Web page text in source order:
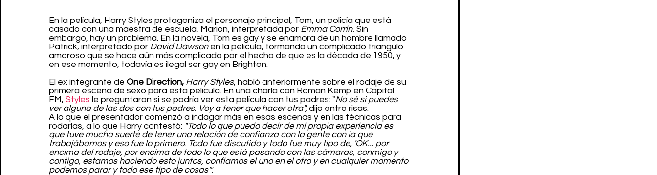
En la película, Harry Styles protagoniza el personaje principal, Tom, un policía que está
casado con una maestra de escuela, Marion, interpretada por Emma Corrin. Sin
embargo, hay un problema. En la novela, Tom es gay y se enamora de un hombre llamado
Patrick, interpretado por David Dawson en la película, formando un complicado triángulo
amoroso que se hace aún más complicado por el hecho de que es la década de 1950, y
en ese momento, todavía es ilegal ser gay en Brighton.
El ex integrante de One Direction, Harry Styles, habló anteriormente sobre el rodaje de su
primera escena de sexo para esta película. En una charla con Roman Kemp en Capital
FM, Styles le preguntaron si se podría ver esta película con tus padres: "No sé si puedes
ver alguna de las dos con tus padres. Voy a tener que hacer otra", dijo entre risas.
A lo que el presentador comenzó a indagar más en esas escenas y en las técnicas para
rodarlas, a lo que Harry contestó: "Todo lo que puedo decir de mi propia experiencia es
que tuve mucha suerte de tener una relación de confianza con la gente con la que
trabajábamos y eso fue lo primero. Todo fue discutido y todo fue muy tipo de, 'OK... por
encima del rodaje, por encima de todo lo que está pasando con las cámaras, conmigo y
contigo, estamos haciendo esto juntos, confiamos el uno en el otro y en cualquier momento
podemos parar y todo ese tipo de cosas'".